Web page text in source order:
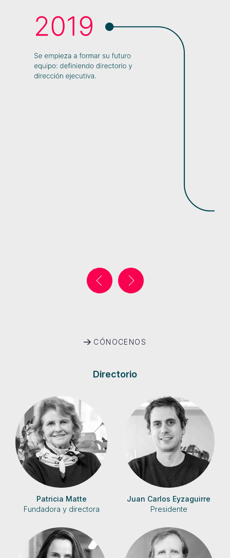
CÓNOCENOS
Directorio
Patricia Matte
Fundadora y directora
Juan Carlos Eyzaguirre
Presidente